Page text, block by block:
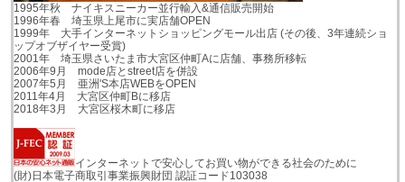
1995年秋 ナイキスニーカー並行輸入&通信販売開始
1996年春 埼玉県上尾市に実店舗OPEN
1999年 大手インターネットショッピングモール出店 (その後、3年連続ショ
ップオブザイヤー受賞)
2001年 埼玉県さいたま市大宮区仲町Aに店舗、事務所移転
2006年9月 mode店とstreet店を併設
2007年5月 亜洲'S本店WEBをOPEN
2011年4月 大宮区仲町Bに移店
2018年3月 大宮区桜木町に移店
インターネットで安心してお買い物ができる社会のために
(財)日本電子商取引事業振興財団 認証コード103038